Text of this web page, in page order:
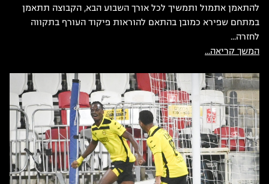
להתאמן אתמול ותמשיך לכל אורך השבוע הבא, הקבוצה תתאמן
במתחם שפירא כמובן בהתאם להוראות פיקוד העורף בתקווה
לחזרה...
המשך קריאה...